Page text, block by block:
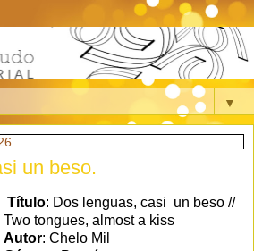
▼
un beso.
Título: Dos lenguas, casi un beso //
Two tongues, almost a kiss
Autor: Chelo Mil